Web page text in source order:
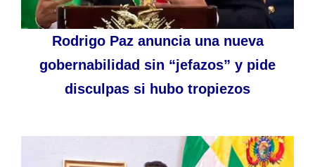
Rodrigo Paz anuncia una nueva
gobernabilidad sin “jefazos” y pide
disculpas si hubo tropiezos